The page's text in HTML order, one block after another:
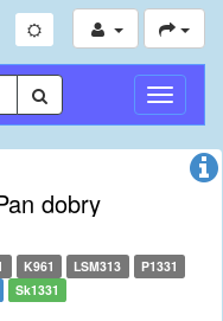
切
換
導
dobry
K961 LSM313
P1331
Sk1331